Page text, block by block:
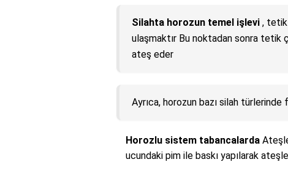
Silahta horozun temel işlevi , tetik
ulaşmaktır Bu noktadan sonra tetik
ateş eder
Ayrıca, horozun bazı silah türlerinde
Horozlu sistem tabancalarda
ucundaki pim ile baskı yapılarak